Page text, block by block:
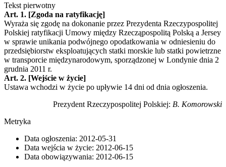
Tekst pierwotny
Art. 1. [Zgoda na ratyfikację]
Wyraża się zgodę na dokonanie przez Prezydenta Rzeczypospolitej
Polskiej ratyfikacji Umowy między Rzecząpospolitą Polską a Jersey
w sprawie unikania podwójnego opodatkowania w odniesieniu do
przedsiębiorstw eksploatujących statki morskie lub statki powietrzne
w transporcie międzynarodowym, sporządzonej w Londynie dnia 2
grudnia 2011 r.
Art. 2. [Wejście w życie]
Ustawa wchodzi w życie po upływie 14 dni od dnia ogłoszenia.
Prezydent Rzeczypospolitej Polskiej: B. Komorowski
Metryka
Data ogłoszenia: 2012-05-31
Data wejścia w życie: 2012-06-15
Data obowiązywania: 2012-06-15